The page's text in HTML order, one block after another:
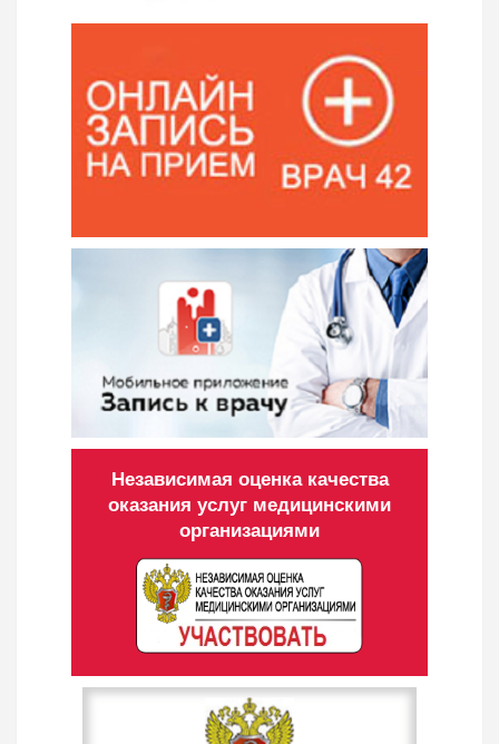
Независимая оценка качества
оказания услуг медицинскими
организациями